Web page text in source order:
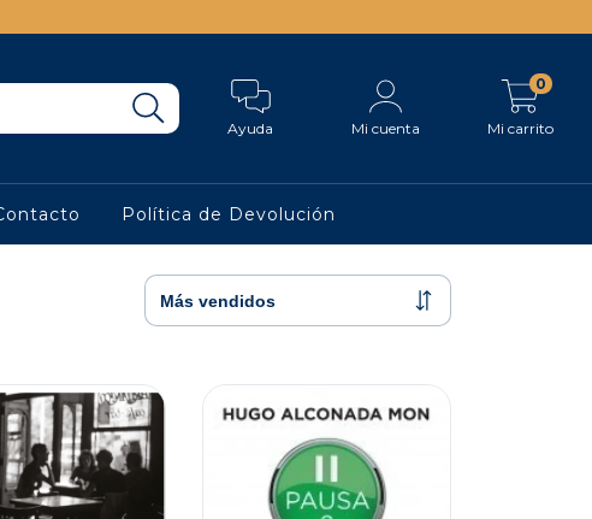
Ayuda Mi cuenta Mi carrito
0
Política de Devolución